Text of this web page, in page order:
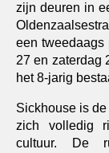
zijn deuren in
een tweedaags
27 en zaterdag
het 8-jarig
Sickhouse is
zich volledig
cultuur. De